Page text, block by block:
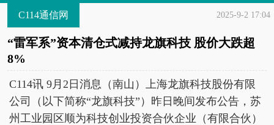
C114通信网 2025-9-2 17:04
“雷军系”资本清仓式减持龙旗科技 股价大跌超
8%
C114讯 9月2日消息（南山）上海龙旗科技股份有限
公司（以下简称“龙旗科技”）昨日晚间发布公告，苏
州工业园区顺为科技创业投资合伙企业（有限合伙）